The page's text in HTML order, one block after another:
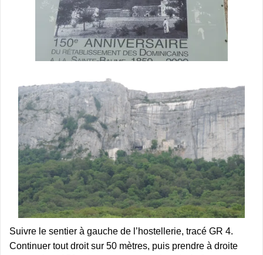
Suivre le sentier à gauche de l’hostellerie, tracé GR 4.
Continuer tout droit sur 50 mètres, puis prendre à droite